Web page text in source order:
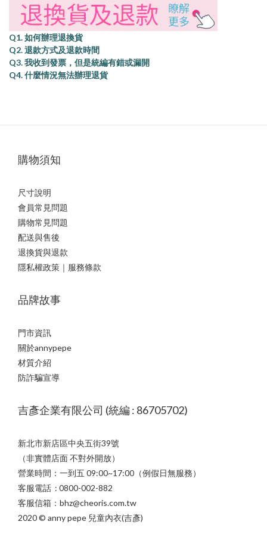
Q1. 如何辦理退換貨
Q2. 退款方式及退款時間
Q3. 我收到發票，但是統編有錯或漏開
Q4. 什麼情況無法辦理退貨
購物須知
尺寸說明
會員常見問題
購物常見問題
配送與售後
退換貨與退款
隱私權政策｜服務條款
品牌故事
門市資訊
關於annypepe
材質介紹
防詐騙宣導
吉彥企業有限公司 (統編 : 86705702)
新北市新店區中央五街39號
（非實體店面 不對外開放）
營業時間：一到五 09:00~17:00（例假日無服務）
客服電話 : 0800-002-882
客服信箱：bhz@cheoris.com.tw
2020 © anny pepe 兒童內衣(吉彥)